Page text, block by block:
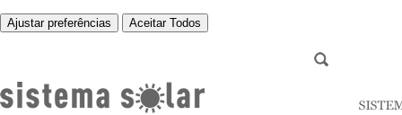
Ajustar preferências Aceitar Todos